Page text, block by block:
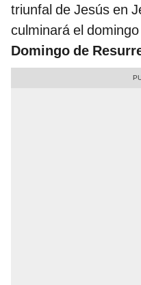
triunfal de Jesús en
culminará el
Domingo de